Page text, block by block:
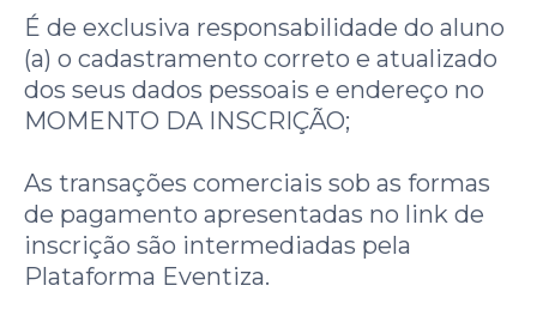
É de exclusiva responsabilidade do aluno
(a) o cadastramento correto e atualizado
dos seus dados pessoais e endereço no
MOMENTO DA INSCRIÇÃO;
As transações comerciais sob as formas
de pagamento apresentadas no link de
inscrição são intermediadas pela
Plataforma Eventiza.